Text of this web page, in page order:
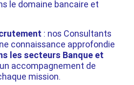
le domaine bancaire et
: nos Consultants
connaissance approfondie
les secteurs Banque et
accompagnement de
mission.